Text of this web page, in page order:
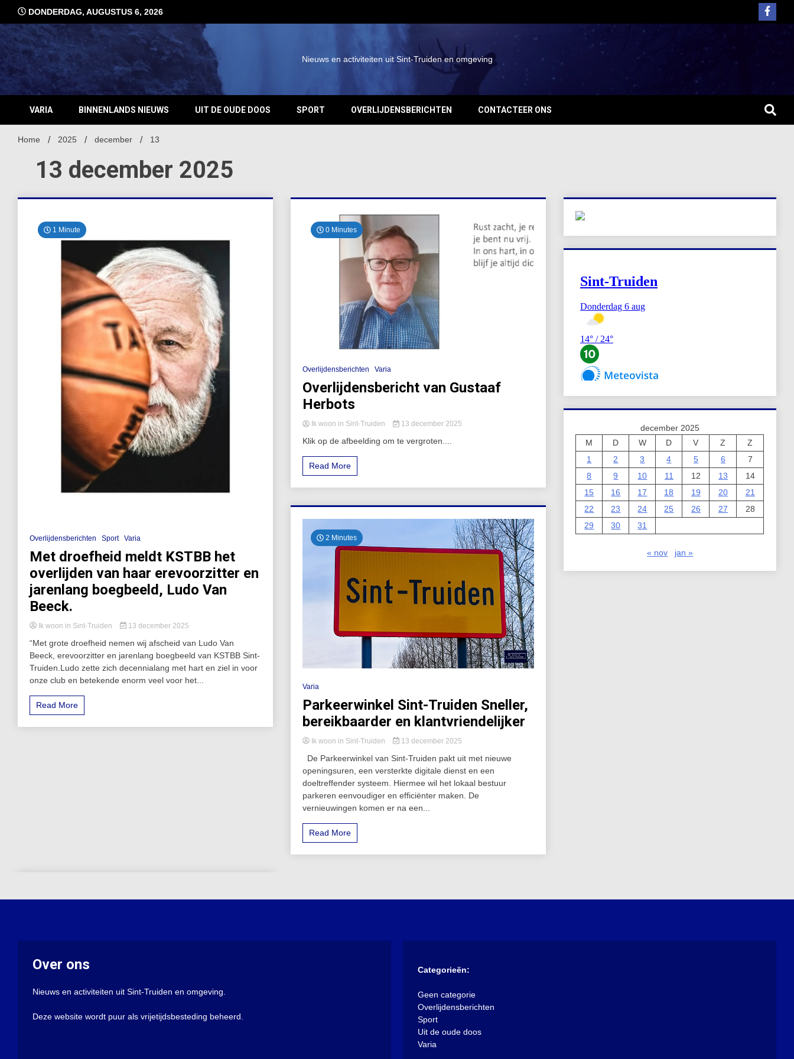
inhoud
DONDERDAG, AUGUSTUS 6, 2026
Nieuws en activiteiten uit Sint-Truiden en omgeving
VARIA BINNENLANDS NIEUWS UIT DE OUDE DOOS SPORT OVERLIJDENSBERICHTEN CONTACTEER ONS
Home 2025 december 13
13 december 2025
1 Minute
Overlijdensberichten Sport Varia
Met droefheid meldt KSTBB het
overlijden van haar erevoorzitter en
jarenlang boegbeeld, Ludo Van
Beeck.
Ik woon in Sint-Truiden 13 december 2025
“Met grote droefheid nemen wij afscheid van Ludo Van
Beeck, erevoorzitter en jarenlang boegbeeld van KSTBB Sint-
Truiden.Ludo zette zich decennialang met hart en ziel in voor
onze club en betekende enorm veel voor het...
Read More
0 Minutes
Overlijdensberichten Varia
Overlijdensbericht van Gustaaf
Herbots
Ik woon in Sint-Truiden 13 december 2025
Klik op de afbeelding om te vergroten....
Read More
2 Minutes
Varia
Parkeerwinkel Sint-Truiden Sneller,
bereikbaarder en klantvriendelijker
Ik woon in Sint-Truiden 13 december 2025
De Parkeerwinkel van Sint-Truiden pakt uit met nieuwe
openingsuren, een versterkte digitale dienst en een
doeltreffender systeem. Hiermee wil het lokaal bestuur
parkeren eenvoudiger en efficiënter maken. De
vernieuwingen komen er na een...
Read More
december 2025
M
D W D V Z
Z
1
2 3 4 5 6
7
8
9 10 11 12 13
14
15
16 17 18 19 20
21
22
23 24 25 26 27
28
29
30 31
« nov jan »
Over ons
Nieuws en activiteiten uit Sint-Truiden en omgeving.
Deze website wordt puur als vrijetijdsbesteding beheerd.
Categorieën:
Geen categorie
Overlijdensberichten
Sport
Uit de oude doos
Varia